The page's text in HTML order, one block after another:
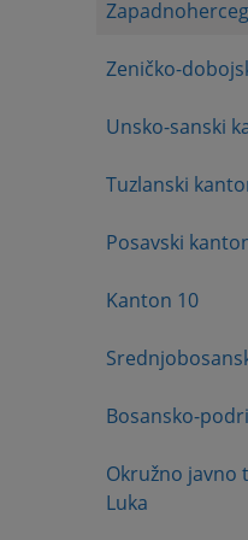
Zeničko-
Unsko-sanski
Tuzlanski
Posavski
Kanton 10
Bosansko-
Okružno javno
Luka